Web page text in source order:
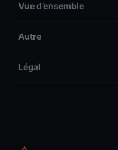
Vue d’ensemble
Autre
Légal